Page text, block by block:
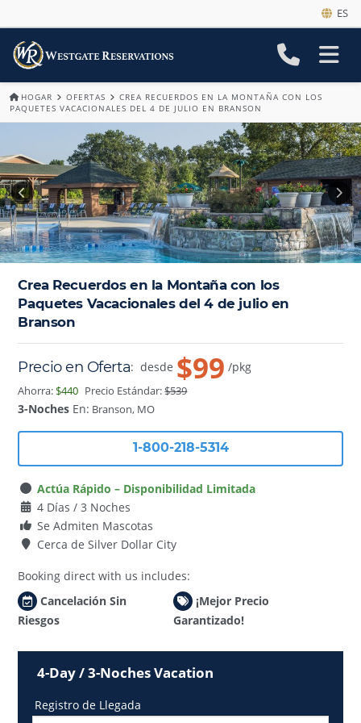
ES
HOGAR OFERTAS
CREA RECUERDOS EN LA MONTAÑA CON LOS
PAQUETES VACACIONALES DEL 4 DE JULIO EN BRANSON
Crea Recuerdos en la Montaña con los
Paquetes Vacacionales del 4 de julio en
Branson
Precio en Oferta:desde $99 /pkg
Ahorra:$440 Precio Estándar:$539
3-Noches En: Branson, MO
1-800-218-5314
Actúa Rápido – Disponibilidad Limitada
4 Días / 3 Noches
Se Admiten Mascotas
Cerca de Silver Dollar City
Booking direct with us includes:
Cancelación Sin
Riesgos
¡Mejor Precio
Garantizado!
4-Day / 3-Noches Vacation
Registro de Llegada